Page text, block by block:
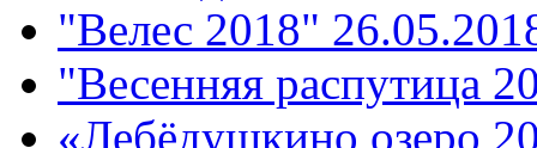
"Велес 2018"
"Весенняя распутица
«Лебёдушкино озеро